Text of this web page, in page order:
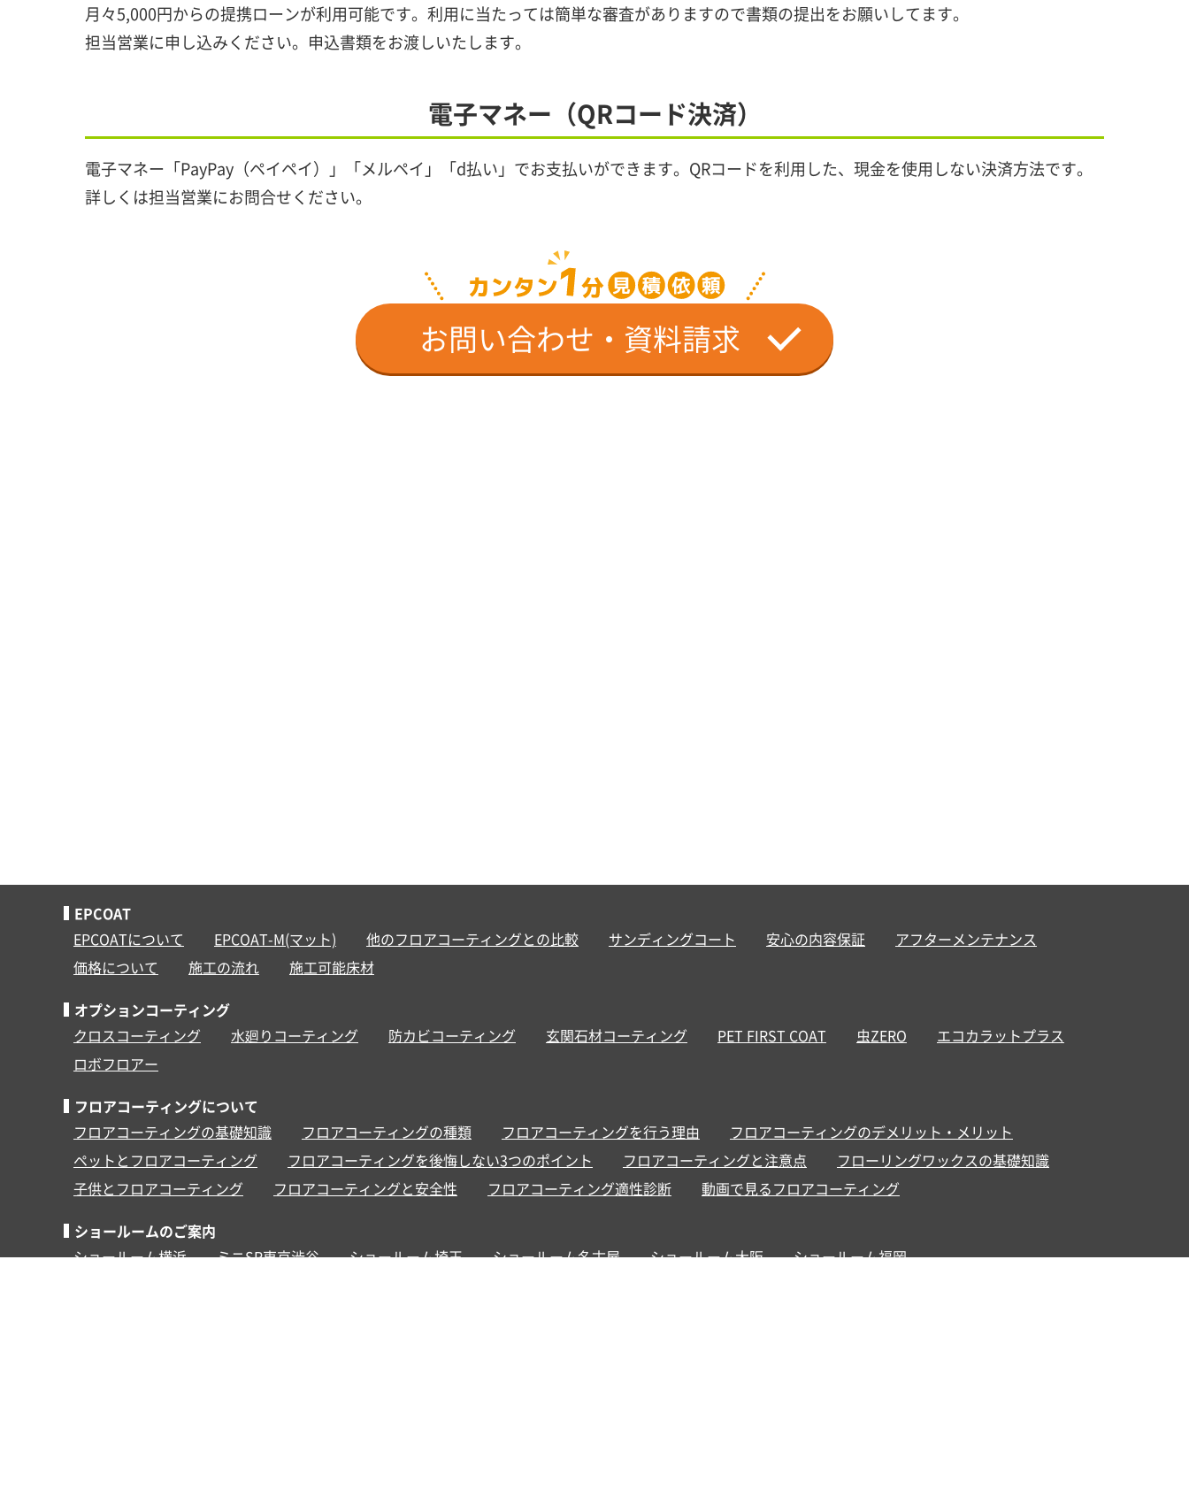
月々5,000円からの提携ローンが利用可能です。利用に当たっては簡単な審査がありますので書類の提出をお願いしてます。
担当営業に申し込みください。申込書類をお渡しいたします。
電子マネー（QRコード決済）
電子マネー「PayPay（ペイペイ）」「メルペイ」「d払い」でお支払いができます。QRコードを利用した、現金を使用しない決済方法です。
詳しくは担当営業にお問合せください。
お問い合わせ・資料請求
EPCOAT
EPCOATについて
EPCOAT-M(マット) 他のフロアコーティングとの比較 サンディングコート 安心の内容保証
アフターメンテナンス
価格について
施工の流れ
施工可能床材
オプションコーティング
クロスコーティング
水廻りコーティング 防カビコーティング 玄関石材コーティング PET FIRST COAT 虫ZERO
エコカラットプラス
ロボフロアー
フロアコーティングについて
フロアコーティングの基礎知識
フロアコーティングの種類 フロアコーティングを行う理由
フロアコーティングのデメリット・メリット
ペットとフロアコーティング
フロアコーティングを後悔しない3つのポイント フロアコーティングと注意点
フローリングワックスの基礎知識
子供とフロアコーティング
フロアコーティングと安全性 フロアコーティング適性診断
動画で見るフロアコーティング
ショールームのご案内
ショールーム横浜
ミニSR東京渋谷 ショールーム埼玉 ショールーム名古屋 ショールーム大阪
ショールーム福岡